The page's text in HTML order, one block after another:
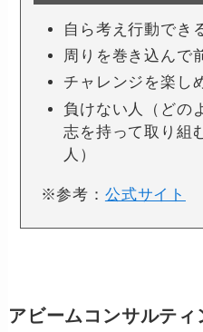
自ら考え行動でき
周りを巻き込んで
チャレンジを楽し
負けない人（どの
志を持って取り組
人）
※参考： 公式サイト
アビームコンサルテ